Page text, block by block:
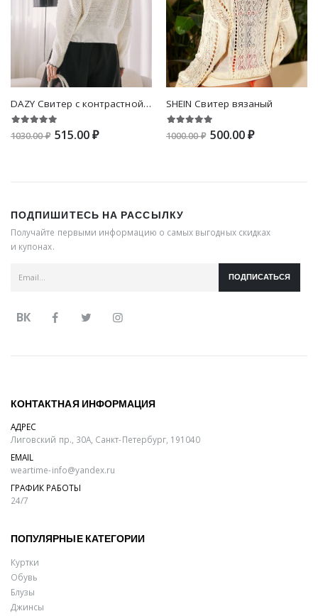
DAZY Свитер с контрастной отделкой с воротником-поло
1030.00 ₽ 515.00 ₽
SHEIN Свитер вязаный
1000.00 ₽ 500.00 ₽
ПОДПИШИТЕСЬ НА РАССЫЛКУ
Получайте первыми информацию о самых выгодных скидках
и купонах.
ПОДПИСАТЬСЯ
ВК
КОНТАКТНАЯ ИНФОРМАЦИЯ
АДРЕС
Лиговский пр., 30А, Санкт-Петербург, 191040
EMAIL
weartime-info@yandex.ru
ГРАФИК РАБОТЫ
24/7
ПОПУЛЯРНЫЕ КАТЕГОРИИ
Куртки
Обувь
Блузы
Джинсы